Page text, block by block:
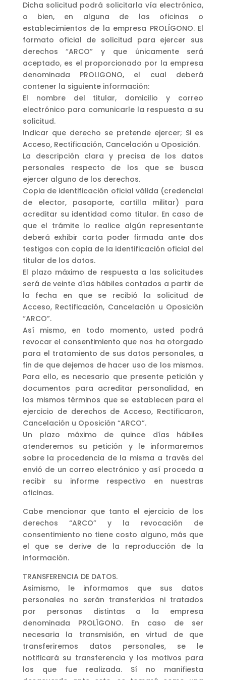
Dicha solicitud podrá solicitarla vía electrónica,
o bien, en alguna de las oficinas o
establecimientos de la empresa PROLÍGONO. El
formato oficial de solicitud para ejercer sus
derechos “ARCO” y que únicamente será
aceptado, es el proporcionado por la empresa
denominada PROLIGONO, el cual deberá
contener la siguiente información:
El nombre del titular, domicilio y correo
electrónico para comunicarle la respuesta a su
solicitud.
Indicar que derecho se pretende ejercer; Si es
Acceso, Rectificación, Cancelación u Oposición.
La descripción clara y precisa de los datos
personales respecto de los que se busca
ejercer alguno de los derechos.
Copia de identificación oficial válida (credencial
de elector, pasaporte, cartilla militar) para
acreditar su identidad como titular. En caso de
que el trámite lo realice algún representante
deberá exhibir carta poder firmada ante dos
testigos con copia de la identificación oficial del
titular de los datos.
El plazo máximo de respuesta a las solicitudes
será de veinte días hábiles contados a partir de
la fecha en que se recibió la solicitud de
Acceso, Rectificación, Cancelación u Oposición
“ARCO”.
Así mismo, en todo momento, usted podrá
revocar el consentimiento que nos ha otorgado
para el tratamiento de sus datos personales, a
fin de que dejemos de hacer uso de los mismos.
Para ello, es necesario que presente petición y
documentos para acreditar personalidad, en
los mismos términos que se establecen para el
ejercicio de derechos de Acceso, Rectificaron,
Cancelación u Oposición “ARCO”.
Un plazo máximo de quince días hábiles
atenderemos su petición y le informaremos
sobre la procedencia de la misma a través del
envió de un correo electrónico y así proceda a
recibir su informe respectivo en nuestras
oficinas.
Cabe mencionar que tanto el ejercicio de los
derechos “ARCO” y la revocación de
consentimiento no tiene costo alguno, más que
el que se derive de la reproducción de la
información.
TRANSFERENCIA DE DATOS.
Asimismo, le informamos que sus datos
personales no serán transferidos ni tratados
por personas distintas a la empresa
denominada PROLÍGONO. En caso de ser
necesaria la transmisión, en virtud de que
transferiremos datos personales, se le
notificará su transferencia y los motivos para
los que fue realizada. Sí no manifiesta